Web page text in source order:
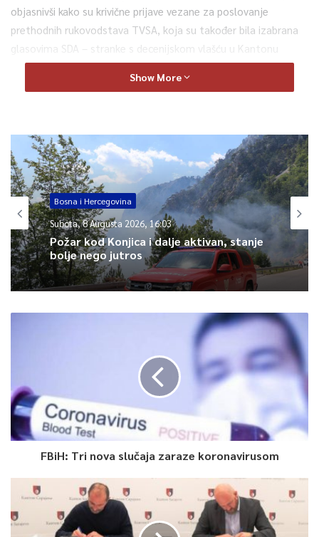
objasnivši kako su krivične prijave vezane za poslovanje
prethodnih rukovodstava TVSA, koja su također bila izabrana
glasovima SDA – stranke s decenijskom vlašću u Kantonu
Sarajevo (KS).
TVSA, te da osiguraju stabilan rad ovog medija bez naručenih
smjena, političkih pritisaka i direktnog uplitanja bilo koje
političke partije – navodi se u saopćenju.
UO BH novinara istovremeno poziva Instituciju Ombudsmena u
BiH, domaće i međunarodne organizacije za zaštitu slobode
medija da svojim djelovanjem spriječe političku i zakonsku
destabilizaciju TVSA kao javnog medija svih građana Kantona
Sarajevo.
Article Rating
Show More
Bosna i Hercegovina
Subota, 8 Augusta 2026, 16:03
Požar kod Konjica i dalje aktivan, stanje
bolje nego jutros
FBiH: Tri nova slučaja zaraze koronavirusom